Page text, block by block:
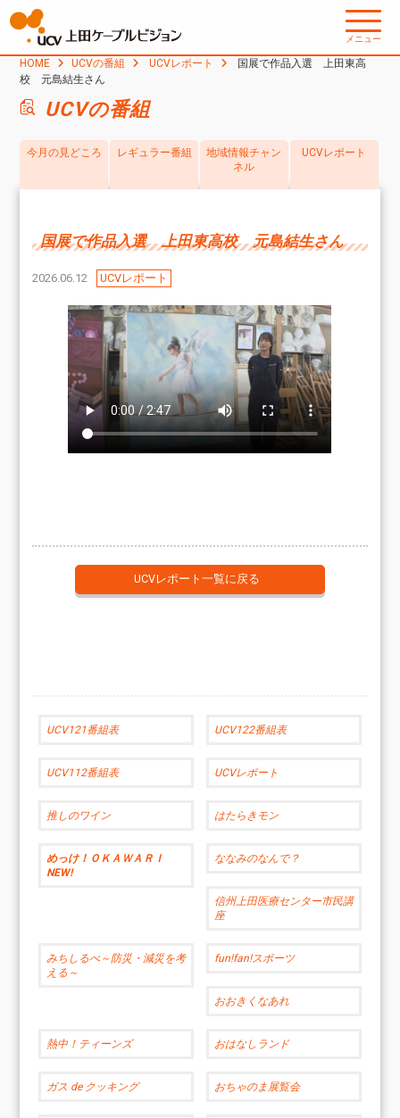
メニュー
HOME UCVの番組 UCVレポート
国展で作品入選 上田東高
校 元島結生さん
UCVの番組
今月の見どころ レギュラー番組
地域情報チャン
ネル
UCVレポート
国展で作品入選 上田東高校 元島結生さん
2026.06.12 UCVレポート
UCVレポート一覧に戻る
UCV121番組表 UCV122番組表
UCV112番組表 UCVレポート
推しのワイン はたらきモン
めっけ！ＯＫＡＷＡＲＩ
NEW!
ななみのなんで？
信州上田医療センター市民講
座
みちしるべ～防災・減災を考
える～
fun!fan!スポーツ
おおきくなあれ
熱中！ティーンズ おはなしランド
ガス de クッキング おちゃのま展覧会